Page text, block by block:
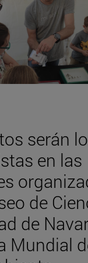
serán
en las
de
de
Mundial